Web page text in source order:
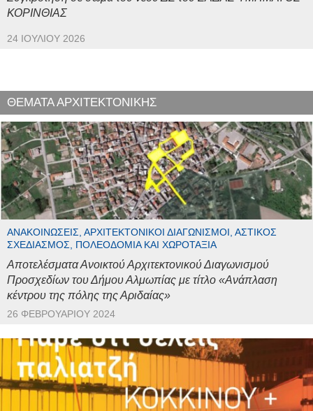
ΚΟΡΙΝΘΙΑΣ
24 ΙΟΥΛΊΟΥ 2026
ΘΕΜΑΤΑ ΑΡΧΙΤΕΚΤΟΝΙΚΗΣ
ΑΝΑΚΟΙΝΏΣΕΙΣ, ΑΡΧΙΤΕΚΤΟΝΙΚΟΊ ΔΙΑΓΩΝΙΣΜΟΊ, ΑΣΤΙΚΌΣ
ΣΧΕΔΙΑΣΜΌΣ, ΠΟΛΕΟΔΟΜΊΑ ΚΑΙ ΧΩΡΟΤΑΞΊΑ
Αποτελέσματα Ανοικτού Αρχιτεκτονικού Διαγωνισμού
Προσχεδίων του Δήμου Αλμωπίας με τίτλο «Ανάπλαση
κέντρου της πόλης της Αριδαίας»
26 ΦΕΒΡΟΥΑΡΊΟΥ 2024